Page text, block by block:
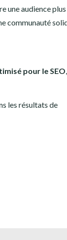
une audience
communauté
pour le SEO
les résultats de